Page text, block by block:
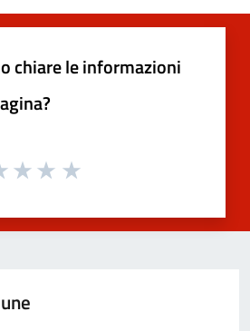
chiare le informazioni